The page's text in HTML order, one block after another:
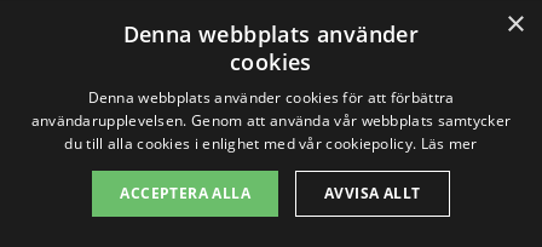
Få 3 erbjudanden, gratis och utan
förpliktelser
×
Denna webbplats använder
cookies
Denna webbplats använder cookies för att förbättra
användarupplevelsen. Genom att använda vår webbplats samtycker
du till alla cookies i enlighet med vår cookiepolicy. Läs mer
ACCEPTERA ALLA AVVISA ALLT